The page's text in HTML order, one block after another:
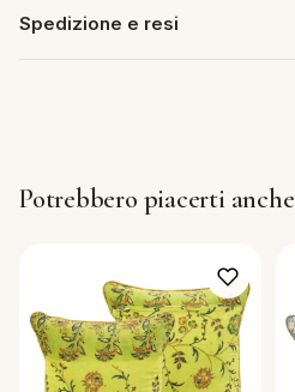
Spedizione e resi
Potrebbero piacerti anche